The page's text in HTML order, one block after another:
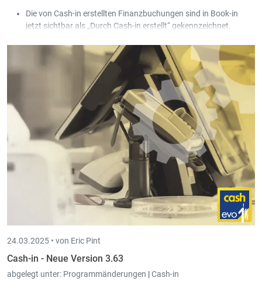
Die von Cash-in erstellten Finanzbuchungen sind in Book-in
jetzt sichtbar als „Durch Cash-in erstellt“ gekennzeichnet.
die Buchhaltung lange dauert.
24.03.2025 • von Eric Pint
Cash-in - Neue Version 3.63
abgelegt unter: Programmänderungen |Cash-in